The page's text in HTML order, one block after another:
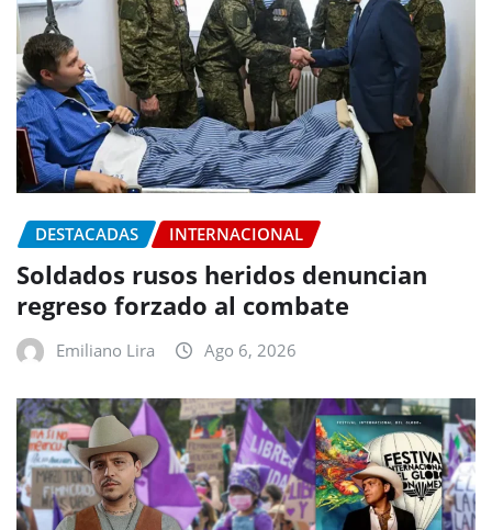
DESTACADAS INTERNACIONAL
Soldados rusos heridos denuncian
regreso forzado al combate
Emiliano Lira Ago 6, 2026